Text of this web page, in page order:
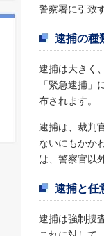
警察署に引致
逮捕の種
逮捕は大きく
「緊急逮捕
布されます。
逮捕は、裁判
ないにもかか
は、警察官以
逮捕と任
逮捕は強制捜